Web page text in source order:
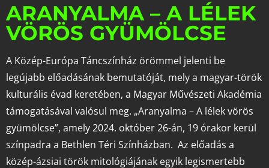
ARANYALMA – A LÉLEK
VÖRÖS GYÜMÖLCSE
A Közép-Európa Táncszínház örömmel jelenti be
legújabb előadásának bemutatóját, mely a magyar-török
kulturális évad keretében, a Magyar Művészeti Akadémia
támogatásával valósul meg. „Aranyalma – A lélek vörös
gyümölcse”, amely 2024. október 26-án, 19 órakor kerül
színpadra a Bethlen Téri Színházban. Az előadás a
közép-ázsiai török mitológiájának egyik legismertebb